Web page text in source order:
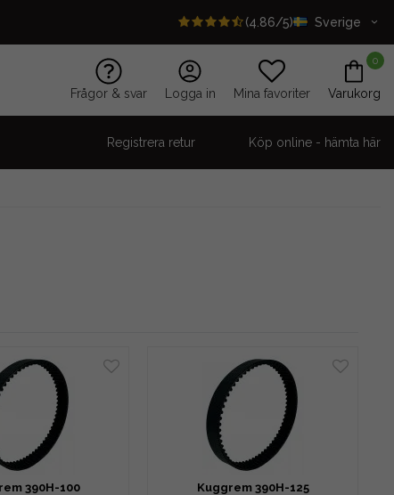
(4.86/5) Sverige
Frågor & svar Logga in Mina favoriter
0
Varukorg
Registrera retur Köp online - hämta här
390H-100 Kuggrem 390H-125